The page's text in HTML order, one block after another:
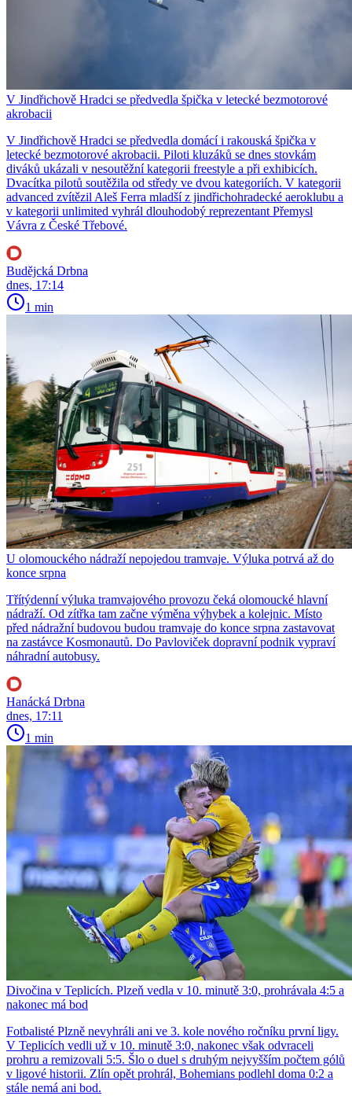
V Jindřichově Hradci se předvedla špička v letecké bezmotorové
akrobacii
V Jindřichově Hradci se předvedla domácí i rakouská špička v
letecké bezmotorové akrobacii. Piloti kluzáků se dnes stovkám
diváků ukázali v nesoutěžní kategorii freestyle a při exhibicích.
Dvacítka pilotů soutěžila od středy ve dvou kategoriích. V kategorii
advanced zvítězil Aleš Ferra mladší z jindřichohradecké aeroklubu a
v kategorii unlimited vyhrál dlouhodobý reprezentant Přemysl
Vávra z České Třebové.
Budějcká Drbna
dnes, 17:14
1 min
U olomouckého nádraží nepojedou tramvaje. Výluka potrvá až do
konce srpna
Třítýdenní výluka tramvajového provozu čeká olomoucké hlavní
nádraží. Od zítřka tam začne výměna výhybek a kolejnic. Místo
před nádražní budovou budou tramvaje do konce srpna zastavovat
na zastávce Kosmonautů. Do Pavloviček dopravní podnik vypraví
náhradní autobusy.
Hanácká Drbna
dnes, 17:11
1 min
Divočina v Teplicích. Plzeň vedla v 10. minutě 3:0, prohrávala 4:5 a
nakonec má bod
Fotbalisté Plzně nevyhráli ani ve 3. kole nového ročníku první ligy.
V Teplicích vedli už v 10. minutě 3:0, nakonec však odvraceli
prohru a remizovali 5:5. Šlo o duel s druhým nejvyšším počtem gólů
v ligové historii. Zlín opět prohrál, Bohemians podlehl doma 0:2 a
stále nemá ani bod.